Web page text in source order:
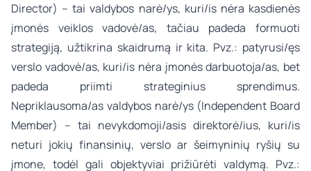
Director) – tai valdybos narė/ys, kuri/is nėra kasdienės
įmonės veiklos vadovė/as, tačiau padeda formuoti
strategiją, užtikrina skaidrumą ir kita. Pvz.: patyrusi/ęs
verslo vadovė/as, kuri/is nėra įmonės darbuotoja/as, bet
padeda priimti strateginius sprendimus.
Nepriklausoma/as valdybos narė/ys (Independent Board
Member) – tai nevykdomoji/asis direktorė/ius, kuri/is
neturi jokių finansinių, verslo ar šeimyninių ryšių su
įmone, todėl gali objektyviai prižiūrėti valdymą. Pvz.: